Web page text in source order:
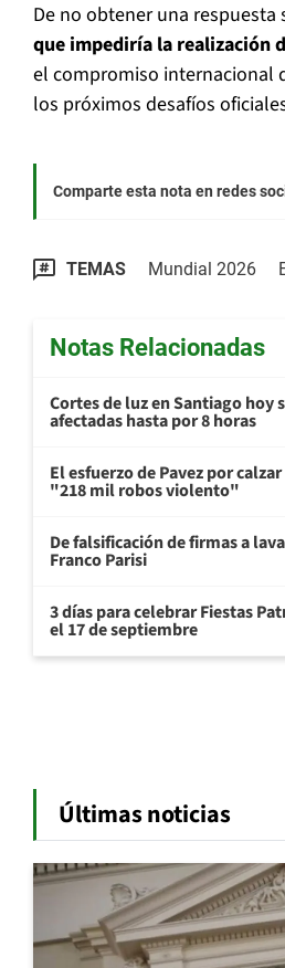
De no obtener una
que impediría la realización
el compromiso internacional
los próximos desafíos
Comparte esta nota en redes
TEMAS Mundial 2026
Notas Relacionadas
Cortes de luz en Santiago hoy
afectadas hasta por 8 horas
El esfuerzo de Pavez por
"218 mil robos violento"
De falsificación de firmas a
Franco Parisi
3 días para celebrar Fiestas
el 17 de septiembre
Últimas noticias